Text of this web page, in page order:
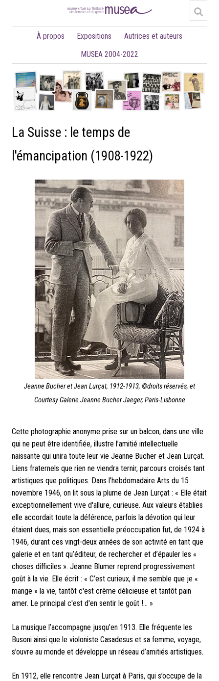
À propos Expositions
Autrices et auteurs
MUSEA 2004-2022
La Suisse : le temps de
l'émancipation (1908-1922)
Jeanne Bucher et Jean Lurçat, 1912-1913, ©droits réservés, et
Courtesy Galerie Jeanne Bucher Jaeger, Paris-Lisbonne
Cette photographie anonyme prise sur un balcon, dans une ville
qui ne peut être identifiée, illustre l’amitié intellectuelle
naissante qui unira toute leur vie Jeanne Bucher et Jean Lurçat.
Liens fraternels que rien ne viendra ternir, parcours croisés tant
artistiques que politiques. Dans l’hebdomadaire Arts du 15
novembre 1946, on lit sous la plume de Jean Lurçat : « Elle était
exceptionnellement vive d'allure, curieuse. Aux valeurs établies
elle accordait toute la déférence, parfois la dévotion qui leur
étaient dues, mais son essentielle préoccupation fut, de 1924 à
1946, durant ces vingt-deux années de son activité en tant que
galerie et en tant qu’éditeur, de rechercher et d’épauler les «
choses difficiles ». Jeanne Blumer reprend progressivement
goût à la vie. Elle écrit : « C’est curieux, il me semble que je «
mange » la vie, tantôt c'est crème délicieuse et tantôt pain
amer. Le principal c'est d'en sentir le goût !... »
La musique l’accompagne jusqu’en 1913. Elle fréquente les
Busoni ainsi que le violoniste Casadesus et sa femme, voyage,
s’ouvre au monde et développe un réseau d’amitiés artistiques.
En 1912, elle rencontre Jean Lurçat à Paris, qui s’occupe de la